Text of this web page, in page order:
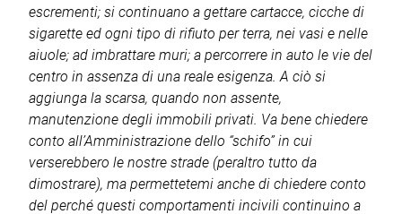
escrementi; si continuano a gettare cartacce, cicche di
sigarette ed ogni tipo di rifiuto per terra, nei vasi e nelle
aiuole; ad imbrattare muri; a percorrere in auto le vie del
centro in assenza di una reale esigenza. A ciò si
aggiunga la scarsa, quando non assente,
manutenzione degli immobili privati. Va bene chiedere
conto all’Amministrazione dello “schifo” in cui
verserebbero le nostre strade (peraltro tutto da
dimostrare), ma permettetemi anche di chiedere conto
del perché questi comportamenti incivili continuino a